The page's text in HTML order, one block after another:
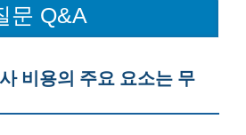
문 Q&A
비용의 주요 요소는 무